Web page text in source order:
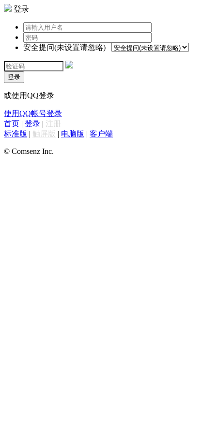
登录
安全提问(未设置请忽略)
登录
或使用QQ登录
使用QQ帐号登录
首页 | 登录 | 注册
标准版 | 触屏版 | 电脑版 | 客户端
© Comsenz Inc.